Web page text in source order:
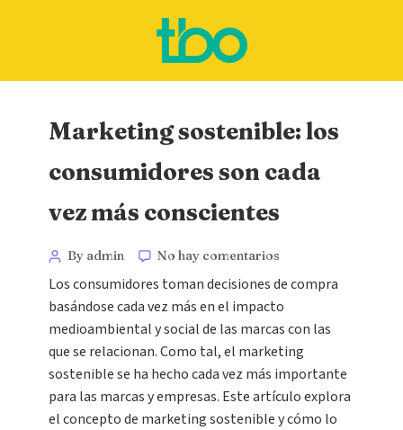
Marketing sostenible: los
consumidores son cada
vez más conscientes
By admin No hay comentarios
Los consumidores toman decisiones de compra
basándose cada vez más en el impacto
medioambiental y social de las marcas con las
que se relacionan. Como tal, el marketing
sostenible se ha hecho cada vez más importante
para las marcas y empresas. Este artículo explora
el concepto de marketing sostenible y cómo lo